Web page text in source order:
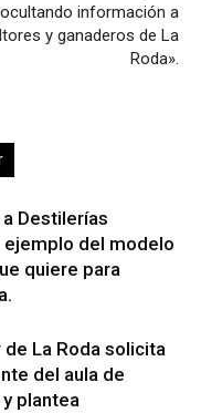
ocultando información a
y ganaderos de La
Roda».
Destilerías
ejemplo del modelo
quiere para
La Roda solicita
del aula de
plantea